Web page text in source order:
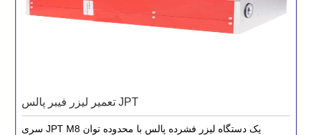
تعمیر لیزر فیبر پالس JPT
سری JPT M8 یک دستگاه لیزر فشرده پالس با محدوده توان